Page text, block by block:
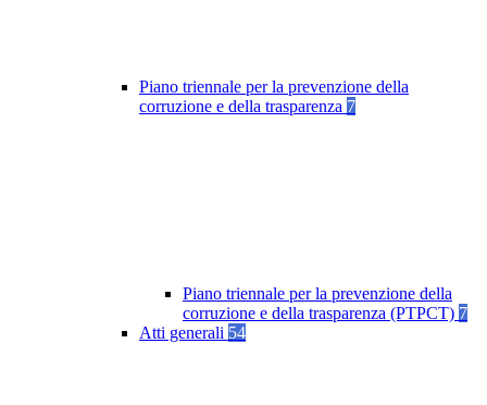
Piano triennale per la prevenzione della
corruzione e della trasparenza 7
Piano triennale per la prevenzione della
corruzione e della trasparenza (PTPCT) 7
Atti generali 54